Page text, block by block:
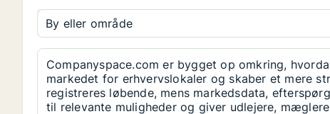
By eller område
Companyspace.com er bygget op omkring,
markedet for erhvervslokaler og skaber et mere
registreres løbende, mens markedsdata,
til relevante muligheder og giver udlejere,